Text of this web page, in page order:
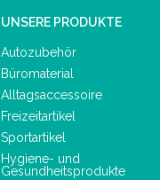
UNSERE PRODUKTE
Autozubehör
Büromaterial
Alltagsaccessoire
Freizeitartikel
Sportartikel
Hygiene- und
Gesundheitsprodukte